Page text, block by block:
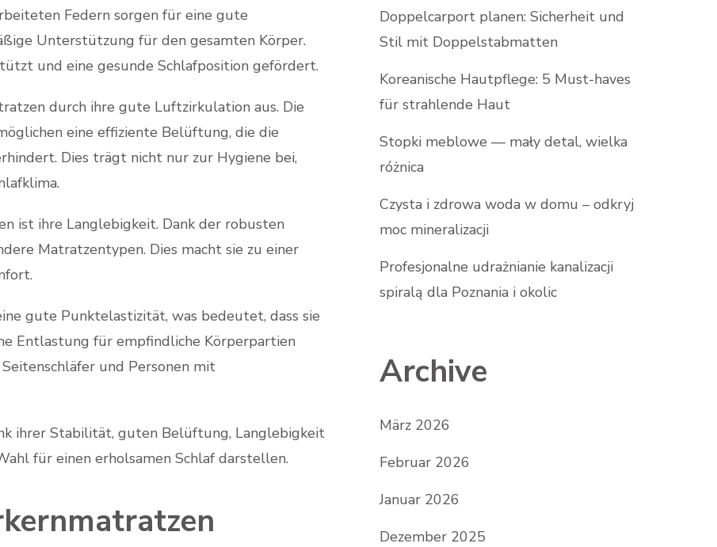
Federn sorgen für eine gute
Unterstützung für den gesamten Körper.
und eine gesunde Schlafposition gefördert.
durch ihre gute Luftzirkulation aus. Die
eine effiziente Belüftung, die die
Dies trägt nicht nur zur Hygiene bei,
ist ihre Langlebigkeit. Dank der robusten
Matratzentypen. Dies macht sie zu einer
gute Punktelastizität, was bedeutet, dass sie
Entlastung für empfindliche Körperpartien
und Personen mit
ihrer Stabilität, guten Belüftung, Langlebigkeit
für einen erholsamen Schlaf darstellen.
Doppelcarport planen: Sicherheit und
Stil mit Doppelstabmatten
Koreanische Hautpflege: 5 Must-haves
für strahlende Haut
Stopki meblowe — mały detal, wielka
różnica
Czysta i zdrowa woda w domu – odkryj
moc mineralizacji
Profesjonalne udrażnianie kanalizacji
spiralą dla Poznania i okolic
Archive
März 2026
Februar 2026
Januar 2026
Dezember 2025